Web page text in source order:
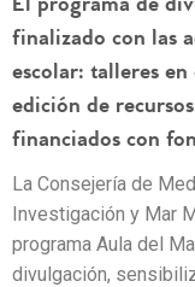
El programa de
finalizado con las
escolar: talleres en
edición de
financiados con
La Consejería de
Investigación y Mar
programa Aula del
divulgación,